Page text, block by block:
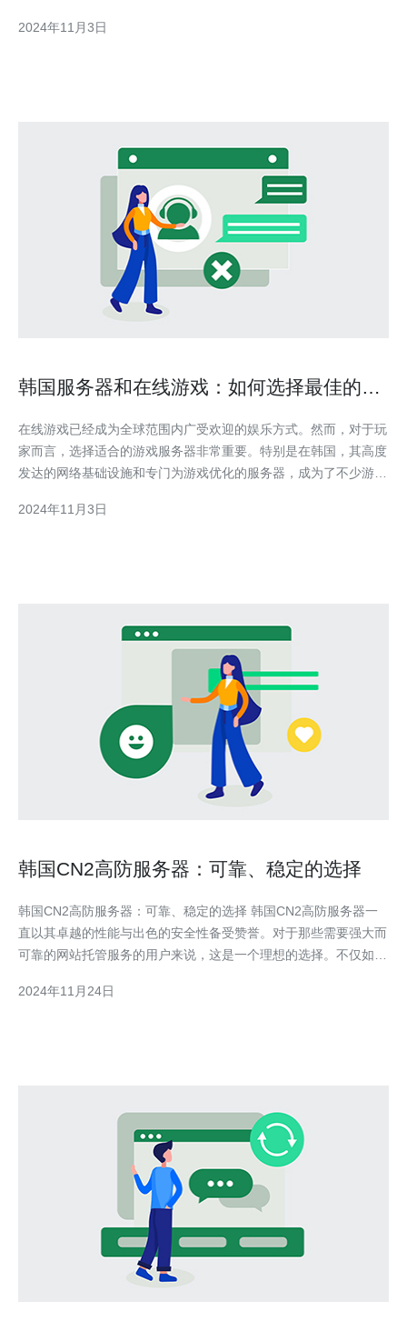
器提供商会使用高品质的服务器设备，确保其性能和稳定性。而
2024年11月3日
韩国服务器和在线游戏：如何选择最佳的游
在线游戏已经成为全球范围内广受欢迎的娱乐方式。然而，对于玩
家而言，选择适合的游戏服务器非常重要。特别是在韩国，其高度
发达的网络基础设施和专门为游戏优化的服务器，成为了不少游戏
么韩国服务器在在线游戏中备受青睐。 选择最佳的游戏服务器 选
2024年11月3日
韩国CN2高防服务器：可靠、稳定的选择
韩国CN2高防服务器：可靠、稳定的选择 韩国CN2高防服务器一
直以其卓越的性能与出色的安全性备受赞誉。对于那些需要强大而
可靠的网站托管服务的用户来说，这是一个理想的选择。不仅如
的上网体验。 首先，韩国CN2高防服务器在可靠性方面表现出
2024年11月24日